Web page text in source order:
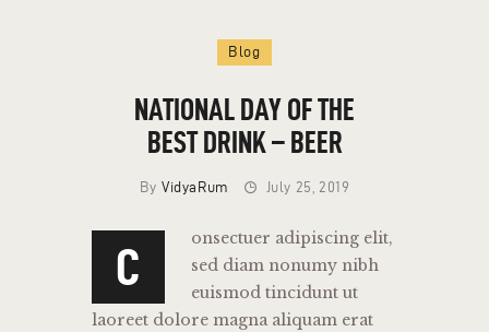
THE RUM
THE LEGEND
CONTACT
Blog
NATIONAL DAY OF THE
BEST DRINK – BEER
By VidyaRum July 25, 2019
C
onsectuer adipiscing elit,
sed diam nonumy nibh
euismod tincidunt ut
laoreet dolore magna aliquam erat